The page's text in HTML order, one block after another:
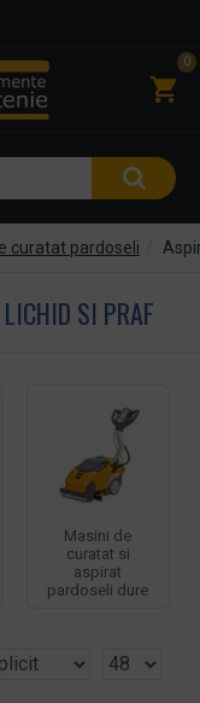
0
curatat pardoseli
LICHID SI PRAF
Masini de
curatat si
aspirat
pardoseli dure